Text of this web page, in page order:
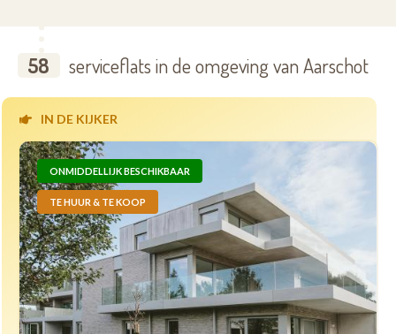
58 serviceflats in de omgeving van Aarschot
IN DE KIJKER
ONMIDDELLIJK BESCHIKBAAR
TE HUUR & TE KOOP